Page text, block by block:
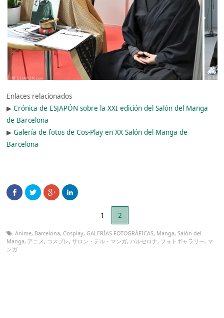
Enlaces relacionados
▶︎Crónica de ESJAPÓN sobre la XXI edición del Salón del Manga
de Barcelona
▶︎Galería de fotos de Cos-Play en XX Salón del Manga de
Barcelona
1 2
Anime, Barcelona,Cosplay,GALERÍAS FOTOGRÁFICAS, Manga,Salón del
Manga, アニメ, コスプレ, サロン・デル・マンガ,バルセロナ, フォトギャラリー, マ
ンガ